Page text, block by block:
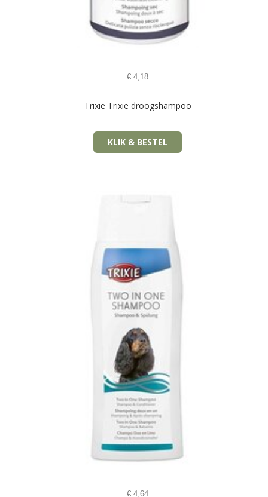
€ 4,18
Trixie Trixie droogshampoo
KLIK & BESTEL
€ 4,64